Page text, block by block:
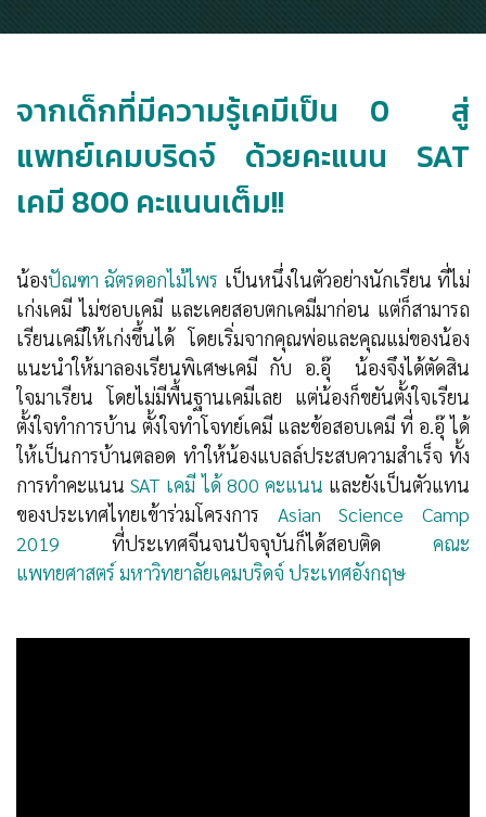
จากเด็กที่มีความรู้เคมีเป็น 0 สู่
แพทย์เคมบริดจ์ ด้วยคะแนน SAT
เคมี 800 คะแนนเต็ม!!
น้องปัณฑา ฉัตรดอกไม้ไพร เป็นหนึ่งในตัวอย่างนักเรียน ที่ไม่
เก่งเคมี ไม่ชอบเคมี และเคยสอบตกเคมีมาก่อน แต่ก็สามารถ
เรียนเคมีให้เก่งขึ้นได้ โดยเริ่มจากคุณพ่อและคุณแม่ของน้อง
แนะนำให้มาลองเรียนพิเศษเคมี กับ อ.อุ๊ น้องจึงได้ตัดสิน
ใจมาเรียน โดยไม่มีพื้นฐานเคมีเลย แต่น้องก็ขยันตั้งใจเรียน
ตั้งใจทำการบ้าน ตั้งใจทำโจทย์เคมี และข้อสอบเคมี ที่ อ.อุ๊ ได้
ให้เป็นการบ้านตลอด ทำให้น้องแบลล์ประสบความสำเร็จ ทั้ง
การทำคะแนนSAT เคมี ได้ 800 คะแนน และยังเป็นตัวแทน
ของประเทศไทยเข้าร่วมโครงการ Asian Science Camp
2019 ที่ประเทศจีนจนปัจจุบันก็ได้สอบติด คณะ
แพทยศาสตร์ มหาวิทยาลัยเคมบริดจ์ ประเทศอังกฤษ